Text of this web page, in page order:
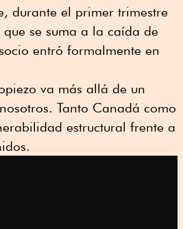
durante el primer trimestre
se suma a la caída de
entró formalmente en
va más allá de un
Tanto Canadá como
estructural frente a